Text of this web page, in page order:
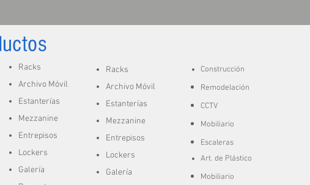
Racks
Archivo Móvil
Estanterías
Mezzanine
Entrepisos
Lockers
Galería
Racks
Archivo Móvil
Estanterías
Mezzanine
Entrepisos
Lockers
Galería
Construcción
Remodelación
CCTV
Mobiliario
Escaleras
Art. de Plástico
Mobiliario